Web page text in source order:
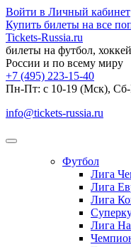
Войти в Личный кабинет
Купить билеты на все
Tickets-Russia.ru
билеты на футбол,
России и по всему миру
+7 (495) 223-15-40
Пн-Пт: c 10-19 (Мск), Сб-
info@tickets-russia.ru
Футбол
Лига
Лига
Лига
Лига